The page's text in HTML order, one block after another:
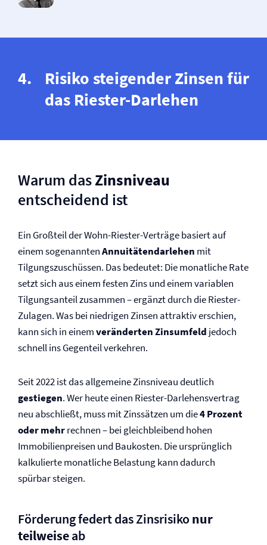
Risiko steigender Zinsen für
das Riester-Darlehen
Warum dasZinsniveau
entscheidend ist
Ein Großteil der Wohn-Riester-Verträge basiert auf
einem sogenanntenAnnuitätendarlehen mit
Tilgungszuschüssen. Das bedeutet: Die monatliche Rate
setzt sich aus einem festen Zins und einem variablen
Tilgungsanteil zusammen – ergänzt durch die Riester-
Zulagen. Was bei niedrigen Zinsen attraktiv erschien,
kann sich in einemveränderten Zinsumfeld jedoch
schnell ins Gegenteil verkehren.
Seit 2022 ist das allgemeine Zinsniveau deutlich
gestiegen. Wer heute einen Riester-Darlehensvertrag
neu abschließt, muss mit Zinssätzen um die4 Prozent
oder mehrrechnen – bei gleichbleibend hohen
Immobilienpreisen und Baukosten. Die ursprünglich
kalkulierte monatliche Belastung kann dadurch
spürbar steigen.
Förderung federt das Zinsrisikonur
teilweiseab